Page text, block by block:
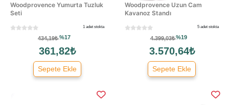
Woodprovence Yumurta Tuzluk
Seti
1 adet stokta
434,19₺%17
361,82₺
Sepete Ekle
Woodprovence Uzun Cam
Kavanoz Standı
5 adet stokta
4.399,03₺%19
3.570,64₺
Sepete Ekle